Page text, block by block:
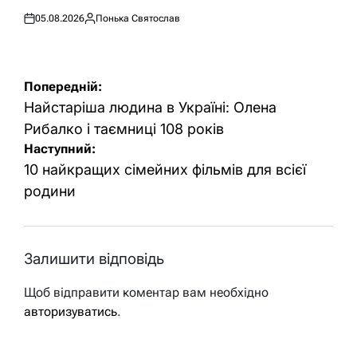
Оприлюднено
05.08.2026
Опубліковано
Понька Святослав
Навігація
записів
Попередній:
Найстаріша людина в Україні: Олена
Рибалко і таємниці 108 років
Наступний:
10 найкращих сімейних фільмів для всієї
родини
Залишити відповідь
Щоб відправити коментар вам необхідно
авторизуватись.